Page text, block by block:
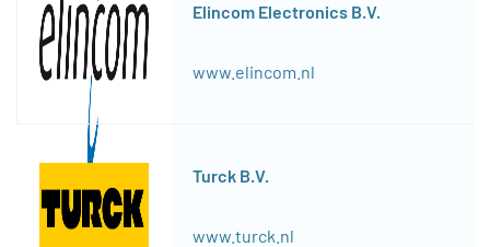
Elincom Electronics B.V.
www.elincom.nl
Turck B.V.
www.turck.nl